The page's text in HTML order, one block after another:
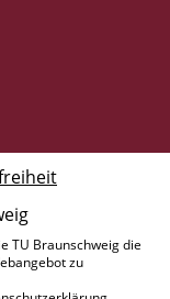
TU Braunschweig die
zu